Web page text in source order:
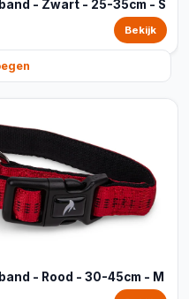
- Zwart - 25-35cm - S
Bekijk
- Rood - 30-45cm - M